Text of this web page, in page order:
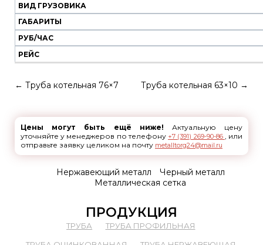
ВИД ГРУЗОВИКА
ГАБАРИТЫ
РУБ/ЧАС
РЕЙС
← Труба котельная 76×7 Труба котельная 63×10 →
Цены могут быть ещё ниже! Актуальную цену
уточняйте у менеджеров по телефону +7 (391) 269-90-86 , или
отправьте заявку целиком на почту metalltorg24@mail.ru
Нержавеющий металл
Черный металл
Металлическая сетка
ПРОДУКЦИЯ
ТРУБА
ТРУБА ПРОФИЛЬНАЯ